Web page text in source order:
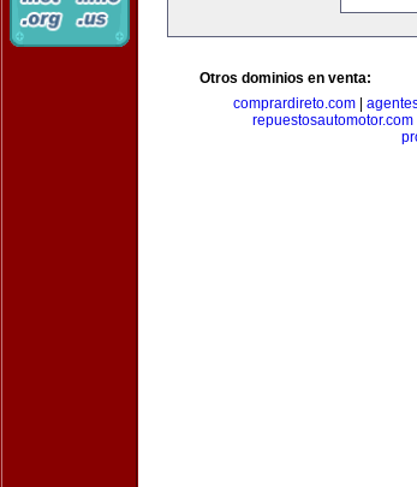
Otros dominios en venta:
comprardireto.com|
repuestosautomotor.com